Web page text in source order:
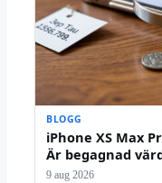
BLOGG
iPhone XS Max
Är begagnad
9 aug 2026